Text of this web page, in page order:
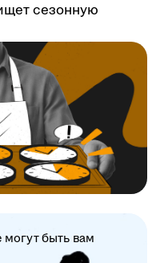
сезонную
могут быть вам